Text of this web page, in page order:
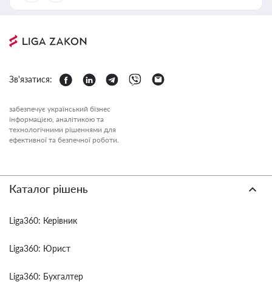
Зв'язатися:
забезпечує український бізнес
інформацією, аналітикою та
технологічними рішеннями для
ефективної та безпечної роботи.
Каталог рішень
Liga360: Керівник
Liga360: Юрист
Liga360: Бухгалтер